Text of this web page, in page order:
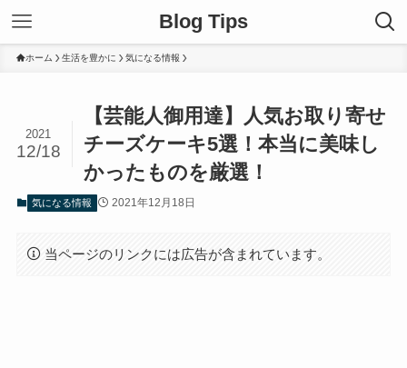
Blog Tips
ホーム 生活を豊かに 気になる情報
【芸能人御用達】人気お取り寄せ
チーズケーキ5選！本当に美味し
かったものを厳選！
2021
12/18
気になる情報 2021年12月18日
当ページのリンクには広告が含まれています。